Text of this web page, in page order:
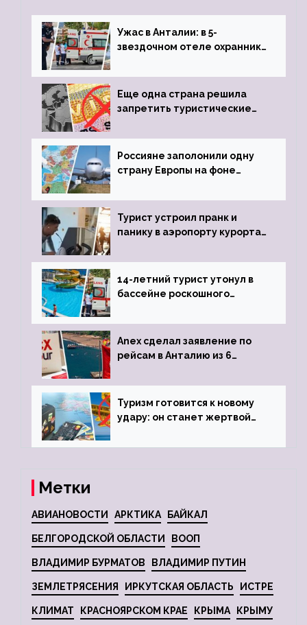
Ужас в Анталии: в 5-
звездочном отеле охранник
пистолета
Еще одна страна решила
запретить туристические
Россияне заполонили одну
страну Европы на фоне
виз
Турист устроил пранк и
панику в аэропорту курорта,
задержке рейса
14-летний турист утонул в
бассейне роскошного
Anex сделал заявление по
рейсам в Анталию из 6
Туризм готовится к новому
удару: он станет жертвой
Метки
АВИАНОВОСТИ АРКТИКА БАЙКАЛ
БЕЛГОРОДСКОЙ ОБЛАСТИ ВООП
ВЛАДИМИР БУРМАТОВ ВЛАДИМИР ПУТИН
ЗЕМЛЕТРЯСЕНИЯ ИРКУТСКАЯ ОБЛАСТЬ ИСТРЕ
КЛИМАТ КРАСНОЯРСКОМ КРАЕ КРЫМА КРЫМУ